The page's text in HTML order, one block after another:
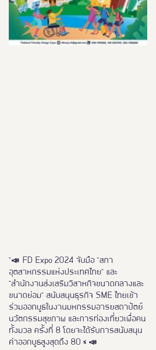
"📣 FD Expo 2024 จับมือ "สภา
อุตสาหกรรมแห่งประเทศไทย" และ
"สำนักงานส่งเสริมวิสาหกิจขนาดกลางและ
ขนาดย่อม" สนับสนุนธุรกิจ SME ไทยเข้า
ร่วมออกบูธในงานมหกรรมอารยสถาปัตย์
นวัตกรรมสุขภาพ และการท่องเที่ยวเพื่อคน
ทั้งมวล ครั้งที่ 8 โดยจะได้รับการสนับสนุน
ค่าออกบูธสูงสุดถึง 80 % 📣